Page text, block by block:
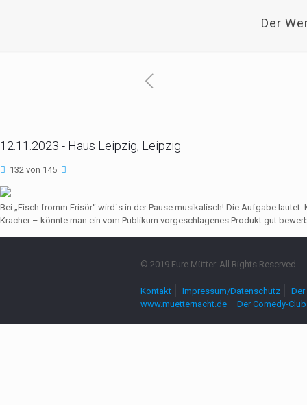
Der
12.11.2023 - Haus Leipzig, Leipzig
132 von 145
Bei „Fisch fromm Frisör“ wird´s in der Pause musikalisch! Die Aufgabe
Kracher – könnte man ein vom Publikum vorgeschlagenes Produkt gut
© 2019 Eure Mütter. All Rights Reserved.
Kontakt Impressum/Datenschutz
www.muetternacht.de – Der Comedy-Club